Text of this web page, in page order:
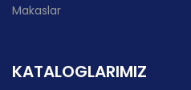
Makaslar
KATALOGLARIMIZ